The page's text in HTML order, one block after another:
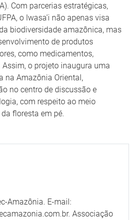
Com parcerias estratégicas,
o Iwasa’i não apenas visa
biodiversidade amazônica, mas
de produtos
como medicamentos,
o projeto inaugura uma
na Amazônia Oriental,
no centro de discussão e
com respeito ao meio
floresta em pé.
Amazônia. E-mail:
Associação